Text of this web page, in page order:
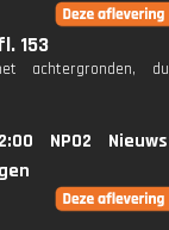
153
achtergronden,
NPO2